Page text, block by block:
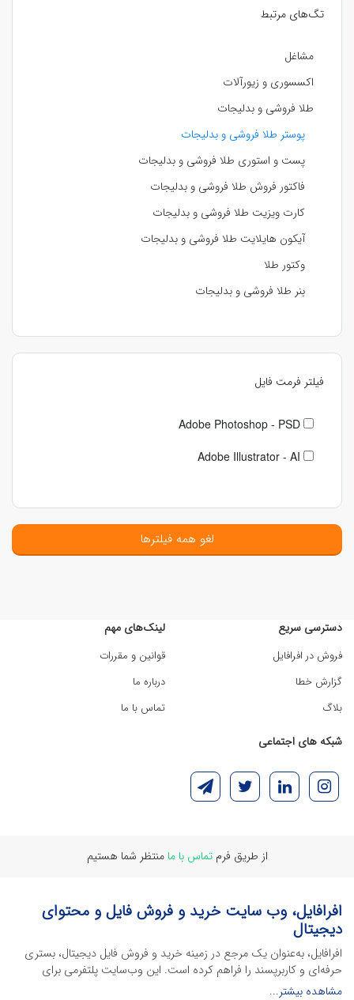
تگ‌های مرتبط
مشاغل
اکسسوری و زیورآلات
طلا فروشی و بدلیجات
پوستر طلا فروشی و بدلیجات
پست و استوری طلا فروشی و بدلیجات
فاکتور فروش طلا فروشی و بدلیجات
کارت ویزیت طلا فروشی و بدلیجات
آیکون هایلایت طلا فروشی و بدلیجات
وکتور طلا
بنر طلا فروشی و بدلیجات
فیلتر فرمت فایل
Adobe Photoshop - PSD
Adobe Illustrator - AI
لغو همه فیلترها
دسترسی سریع
فروش در افرافایل
گزارش خطا
بلاگ
لینک‌های مهم
قوانین و مقررات
درباره ما
تماس با ما
شبکه های اجتماعی
از طریق فرمتماس با ما منتظر شما هستیم
افرافایل، وب سایت خرید و فروش فایل و محتوای
دیجیتال
افرافایل، به‌عنوان یک مرجع در زمینه خرید و فروش فایل دیجیتال، بستری
حرفه‌ای و کاربرپسند را فراهم کرده است. این وب‌سایت‌ پلتفرمی برای
طراحان، دانشجویان و فریلنسرها ایجاد می‌کند تا به راحتی محصولات
مشاهده بیشتر...